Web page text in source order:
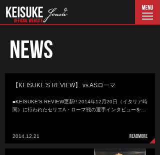
【KEISUKE’S REVIEW】 vs ASローマ
■KEISUKE'S REVIEW更新!! 2014年12月20日（イタリア時
間）に行われたセリエA・ローマ戦の選手インタビューを…
2014.12.21